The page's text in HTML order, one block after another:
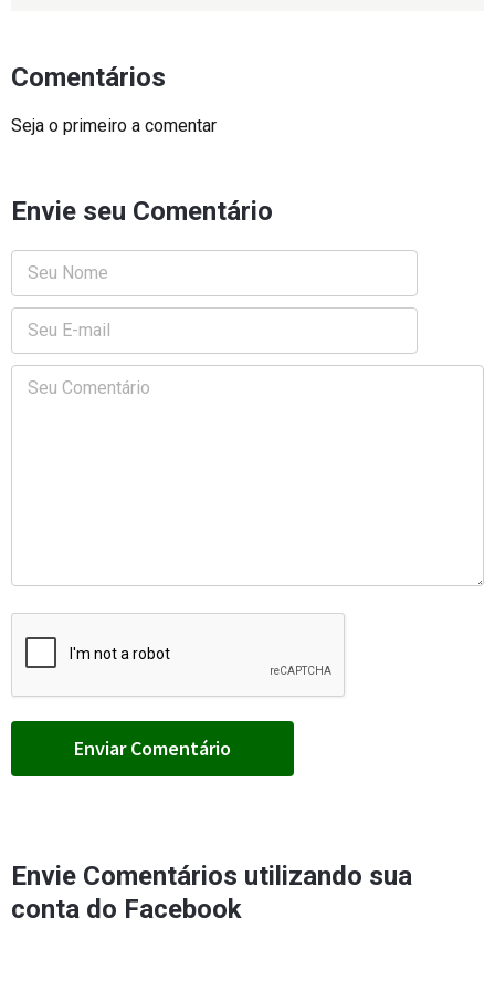
Comentários
Seja o primeiro a comentar
Envie seu Comentário
Envie Comentários utilizando sua
conta do Facebook